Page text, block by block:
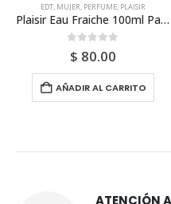
EDP,LAURA ASHLEY,MUJER, PERFUME
Laura Ashley Dilys Edp 30ml Para Mujer
0 out of 5
$199.00
AÑADIR AL CARRITO
ATENCIÓN